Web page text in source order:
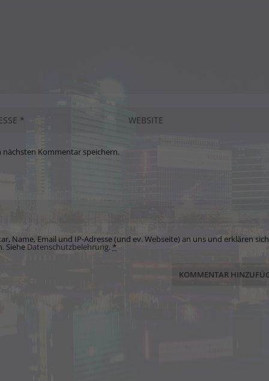
nächsten Kommentar speichern.
Name, Email und IP-Adresse (und ev. Webseite) an uns und erklären sich
Siehe Datenschutzbelehrung.*